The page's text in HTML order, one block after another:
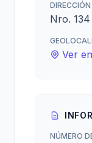
DIRECCIÓN
Nro. 134
Ver
NÚMERO